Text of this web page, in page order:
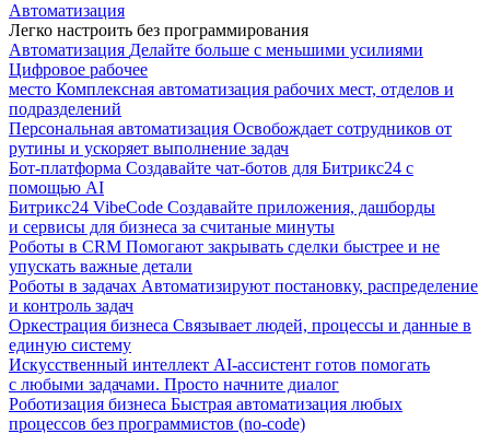
Автоматизация
Легко настроить без программирования
Автоматизация Делайте больше с меньшими усилиями
Цифровое рабочее
место Комплексная автоматизация рабочих мест, отделов и
подразделений
Персональная автоматизация Освобождает сотрудников от
рутины и ускоряет выполнение задач
Бот-платформа Создавайте чат-ботов для Битрикс24 с
помощью AI
Битрикс24 VibeCode Создавайте приложения, дашборды
и сервисы для бизнеса за считаные минуты
Роботы в CRM Помогают закрывать сделки быстрее и не
упускать важные детали
Роботы в задачах Автоматизируют постановку, распределение
и контроль задач
Оркестрация бизнеса Связывает людей, процессы и данные в
единую систему
Искусственный интеллект AI-ассистент готов помогать
с любыми задачами. Просто начните диалог
Роботизация бизнеса Быстрая автоматизация любых
процессов без программистов (no-code)